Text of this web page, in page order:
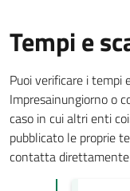
Tempi e
Puoi verificare i tempi
Impresainungiorno o
caso in cui altri enti
pubblicato le proprie
contatta